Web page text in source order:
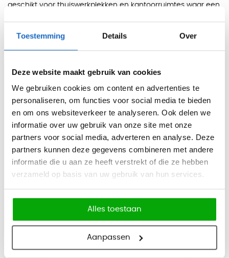
Toestemming Details Over
Deze website maakt gebruik van cookies
We gebruiken cookies om content en advertenties te
personaliseren, om functies voor social media te bieden
en om ons websiteverkeer te analyseren. Ook delen we
informatie over uw gebruik van onze site met onze
partners voor social media, adverteren en analyse. Deze
partners kunnen deze gegevens combineren met andere
informatie die u aan ze heeft verstrekt of die ze hebben
verzameld op basis van uw gebruik van hun services.
Alles toestaan
Aanpassen
geschikt voor thuiswerkplekken en kantoorruimtes waar een
Het bureau heeft een vaste werkhoogte van 75 cm. Dankzij
de keuze uit zes afmetingen kan de Xava worden
Het blad is uitgevoerd in melamine en heeft een dikte van
2,5 cm. Melamine is eenvoudig schoon te maken en
praktisch in dagelijks gebruik, terwijl de keuze uit wit, licht
Kleuren
Blad:wit, licht eiken en beton.